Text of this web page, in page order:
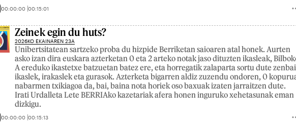
00:00:00 00:15:01
Zeinek egin du huts?
2026KO EKAINAREN 23A
Unibertsitatean sartzeko proba du hizpide Berriketan saioaren atal honek. Aurten
asko izan dira euskara azterketan 0 eta 2 arteko notak jaso dituzten ikasleak,
A ereduko ikastetxe batzuetan batez ere, eta horregatik zalaparta sortu dute
ikaslek, irakaslek eta gurasok. Azterketa bigarren aldiz zuzendu ondoren, 0
nabarmen txikiagoa da, bai, baina nota horiek oso baxuak izaten jarraitzen dute.
Irati Urdalleta Lete BERRIAko kazetariak afera honen inguruko xehetasunak eman
dizkigu.
00:00:00 00:15:13